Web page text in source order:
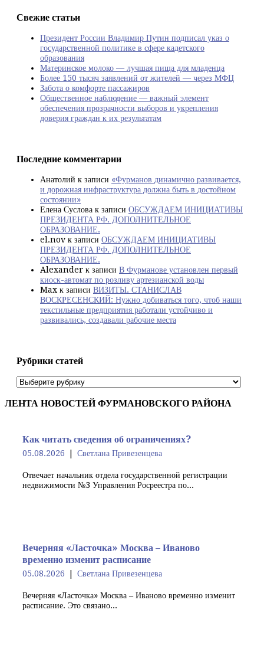
Свежие статьи
Президент России Владимир Путин подписал указ о
государственной политике в сфере кадетского
образования
Материнское молоко — лучшая пища для младенца
Более 150 тысяч заявлений от жителей — через МФЦ
Забота о комфорте пассажиров
Общественное наблюдение — важный элемент
обеспечения прозрачности выборов и укрепления
доверия граждан к их результатам
Последние комментарии
Анатолий к записи «Фурманов динамично развивается,
и дорожная инфраструктура должна быть в достойном
состоянии»
Елена Суслова к записи ОБСУЖДАЕМ ИНИЦИАТИВЫ
ПРЕЗИДЕНТА РФ. ДОПОЛНИТЕЛЬНОЕ
ОБРАЗОВАНИЕ.
el.nov к записи ОБСУЖДАЕМ ИНИЦИАТИВЫ
ПРЕЗИДЕНТА РФ. ДОПОЛНИТЕЛЬНОЕ
ОБРАЗОВАНИЕ.
Alexander к записи В Фурманове установлен первый
киоск-автомат по розливу артезианской воды
Max к записи ВИЗИТЫ. СТАНИСЛАВ
ВОСКРЕСЕНСКИЙ: Нужно добиваться того, чтоб наши
текстильные предприятия работали устойчиво и
развивались, создавали рабочие места
Рубрики статей
Рубрики
статей
ЛЕНТА НОВОСТЕЙ ФУРМАНОВСКОГО РАЙОНА
Как читать сведения об ограничениях?
05.08.2026 Светлана Привезенцева
Отвечает начальник отдела государственной регистрации
недвижимости №3 Управления Росреестра по...
Вечерняя «Ласточка» Москва – Иваново
временно изменит расписание
05.08.2026 Светлана Привезенцева
Вечерняя «Ласточка» Москва – Иваново временно изменит
расписание. Это связано...